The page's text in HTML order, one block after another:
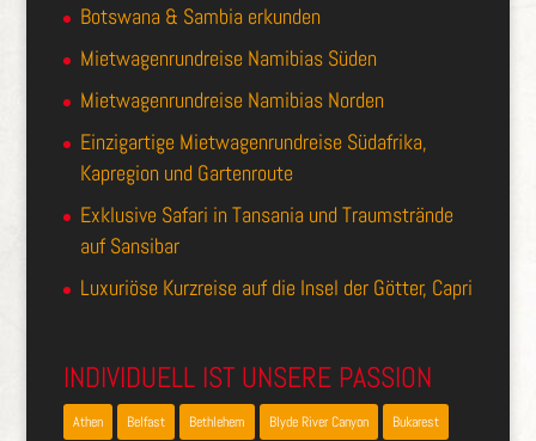
Botswana & Sambia erkunden
Mietwagenrundreise Namibias Süden
Mietwagenrundreise Namibias Norden
Einzigartige Mietwagenrundreise Südafrika,
Kapregion und Gartenroute
Exklusive Safari in Tansania und Traumstrände
auf Sansibar
Luxuriöse Kurzreise auf die Insel der Götter, Capri
INDIVIDUELL IST UNSERE PASSION
Athen Belfast Bethlehem Blyde River Canyon Bukarest